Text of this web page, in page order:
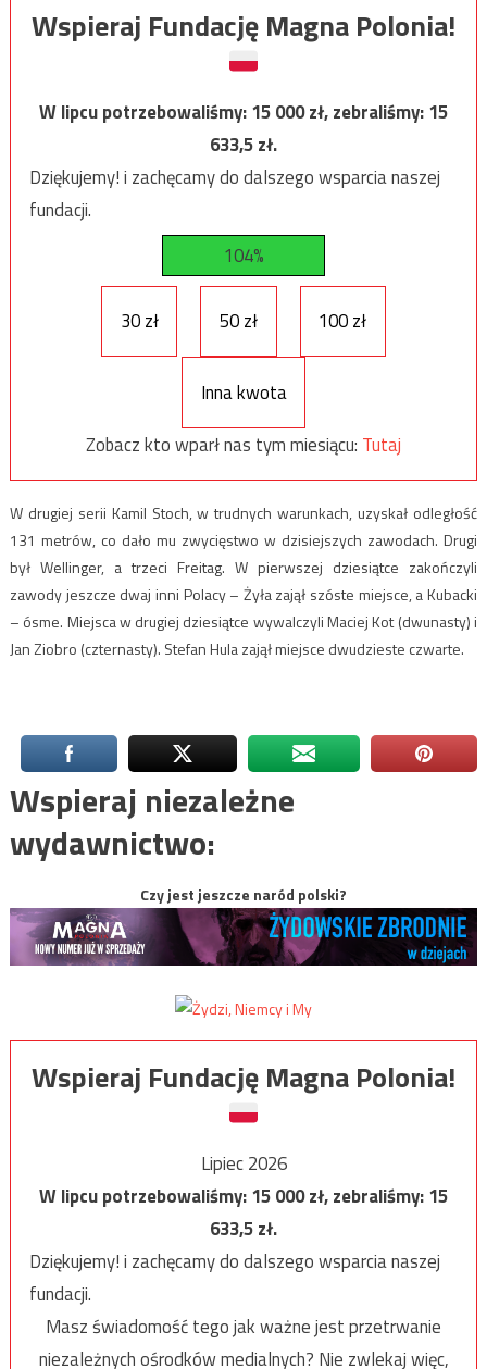
Wspieraj Fundację Magna Polonia!
W lipcu potrzebowaliśmy:15 000zł, zebraliśmy:15
633,5zł.
Dziękujemy! i zachęcamy do dalszego wsparcia naszej
fundacji.
104%
30 zł 50 zł 100 zł
Inna kwota
Zobacz kto wparł nas tym miesiącu: Tutaj
W drugiej serii Kamil Stoch, w trudnych warunkach, uzyskał odległość
131 metrów, co dało mu zwycięstwo w dzisiejszych zawodach. Drugi
był Wellinger, a trzeci Freitag. W pierwszej dziesiątce zakończyli
zawody jeszcze dwaj inni Polacy – Żyła zajął szóste miejsce, a Kubacki
– ósme. Miejsca w drugiej dziesiątce wywalczyli Maciej Kot (dwunasty) i
Jan Ziobro (czternasty). Stefan Hula zajął miejsce dwudzieste czwarte.
Wspieraj niezależne
wydawnictwo:
Czy jest jeszcze naród polski?
Wspieraj Fundację Magna Polonia!
Lipiec 2026
W lipcu potrzebowaliśmy:15 000zł, zebraliśmy:15
633,5zł.
Dziękujemy! i zachęcamy do dalszego wsparcia naszej
fundacji.
Masz świadomość tego jak ważne jest przetrwanie
niezależnych ośrodków medialnych? Nie zwlekaj więc,